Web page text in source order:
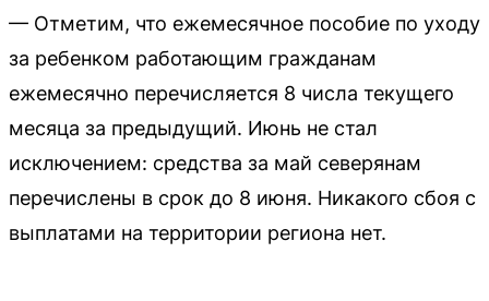
— Отметим, что ежемесячное пособие по уходу
за ребенком работающим гражданам
ежемесячно перечисляется 8 числа текущего
месяца за предыдущий. Июнь не стал
исключением: средства за май северянам
перечислены в срок до 8 июня. Никакого сбоя с
выплатами на территории региона нет.